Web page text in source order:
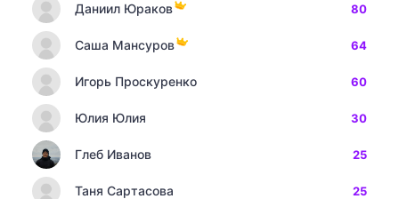
Даниил Юраков 80
Саша Мансуров 64
Игорь Проскуренко 60
Юлия Юлия 30
Глеб Иванов 25
Таня Сартасова 25